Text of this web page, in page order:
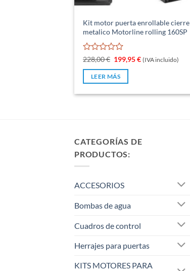
Kit motor puerta enrollable cierre
metalico Motorline rolling 160SP
Valorado
de
228,00€ El
precio
original
era:
199,95€El
precio
(IVA incluido)
LEER MÁS
CATEGORÍAS DE
PRODUCTOS:
ACCESORIOS
Bombas de agua
Cuadros de control
Herrajes para puertas
KITS MOTORES PARA